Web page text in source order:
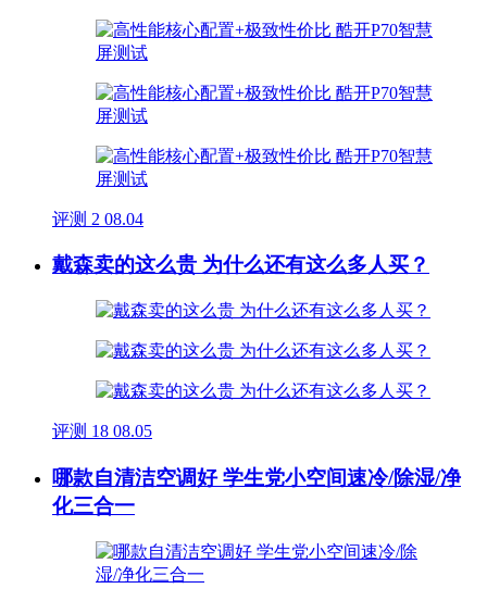
评测 2 08.04
戴森卖的这么贵 为什么还有这么多人买？
评测 18 08.05
哪款自清洁空调好 学生党小空间速冷/除湿/净
化三合一